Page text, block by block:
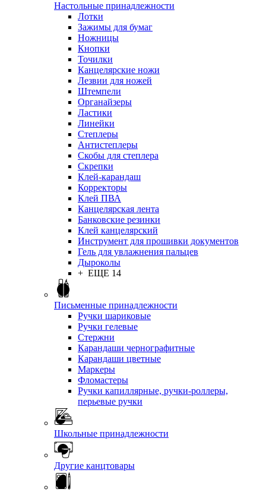
Настольные принадлежности
Лотки
Зажимы для бумаг
Ножницы
Кнопки
Точилки
Канцелярские ножи
Лезвии для ножей
Штемпели
Органайзеры
Ластики
Линейки
Степлеры
Антистеплеры
Скобы для степлера
Скрепки
Клей-карандаш
Корректоры
Клей ПВА
Канцелярская лента
Банковские резинки
Клей канцелярский
Инструмент для прошивки документов
Гель для увлажнения пальцев
Дыроколы
+ ЕЩЕ 14
Письменные принадлежности
Ручки шариковые
Ручки гелевые
Стержни
Карандаши чернографитные
Карандаши цветные
Маркеры
Фломастеры
Ручки капиллярные, ручки-роллеры,
перьевые ручки
Школьные принадлежности
Другие канцтовары